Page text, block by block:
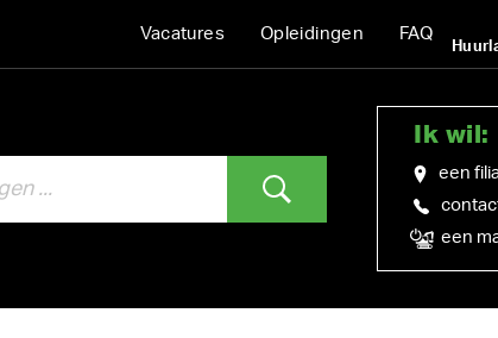
Vacatures Opleidingen FAQ
Ik wil:
een
een